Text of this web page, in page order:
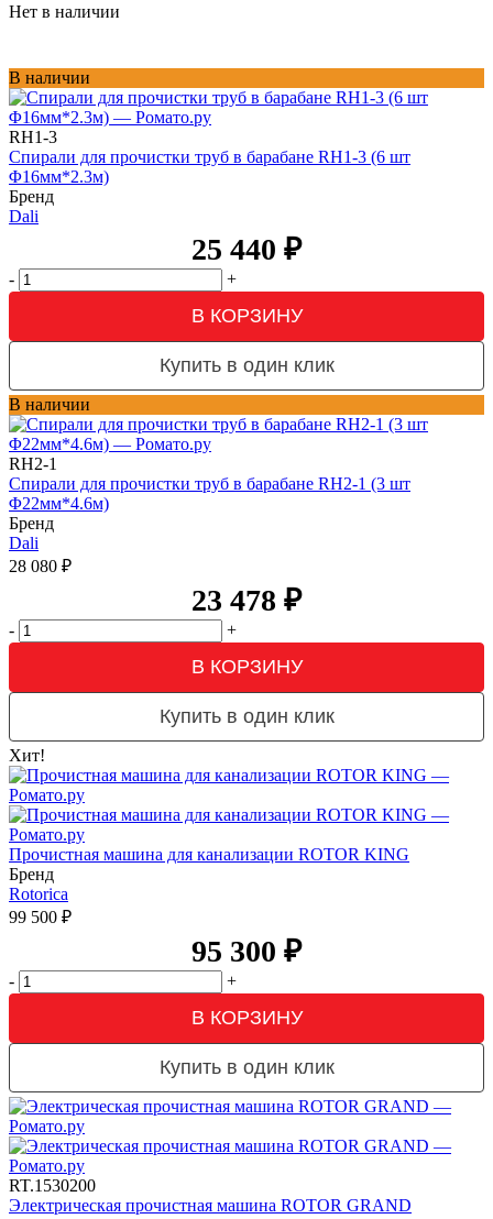
Нет в наличии
В наличии
RH1-3
Спирали для прочистки труб в барабане RH1-3 (6 шт
Φ16мм*2.3м)
Бренд
Dali
25 440 ₽
- +
В КОРЗИНУ
Купить в один клик
В наличии
RH2-1
Спирали для прочистки труб в барабане RH2-1 (3 шт
Φ22мм*4.6м)
Бренд
Dali
28 080 ₽
23 478 ₽
- +
В КОРЗИНУ
Купить в один клик
Хит!
Прочистная машина для канализации ROTOR KING
Бренд
Rotorica
99 500 ₽
95 300 ₽
- +
В КОРЗИНУ
Купить в один клик
RT.1530200
Электрическая прочистная машина ROTOR GRAND